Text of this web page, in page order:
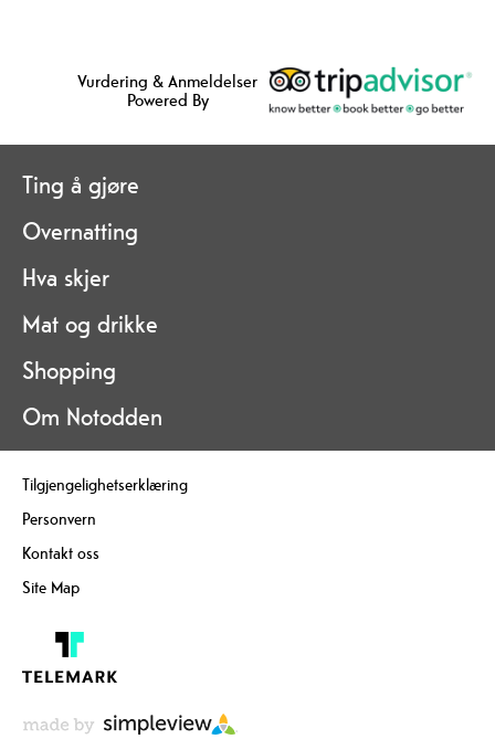
Vurdering & Anmeldelser
Powered By
Ting å gjøre
Overnatting
Hva skjer
Mat og drikke
Shopping
Om Notodden
Tilgjengelighetserklæring
Personvern
Kontakt oss
Site Map